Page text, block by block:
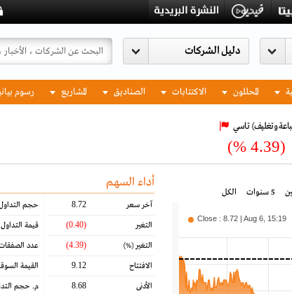
المحللون الاكتتابات الصناديق المشاريع رسوم
وتغليف) تاسي
(4.39 %)
5 سنوات الكل
Close : 8.72 | Aug 6, 15:19
أداء السهم
آخر سعر 8.72
التغير (0.40)
التغير(%)
(4.39)
الافتتاح 9.12
الأدنى 8.68
حجم
قيمة التداول
عدد
القيمة
م. حجم